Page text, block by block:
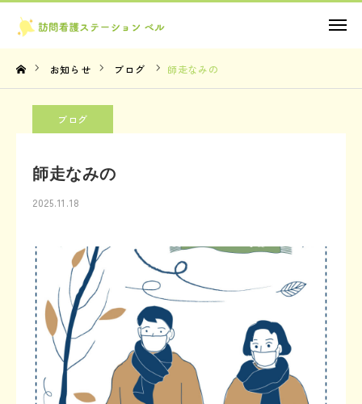
お知らせ ブログ 師走なみの
ブログ
師走なみの
2025.11.18
お問い合わせ
TOP
お知らせ
お問い合わせ